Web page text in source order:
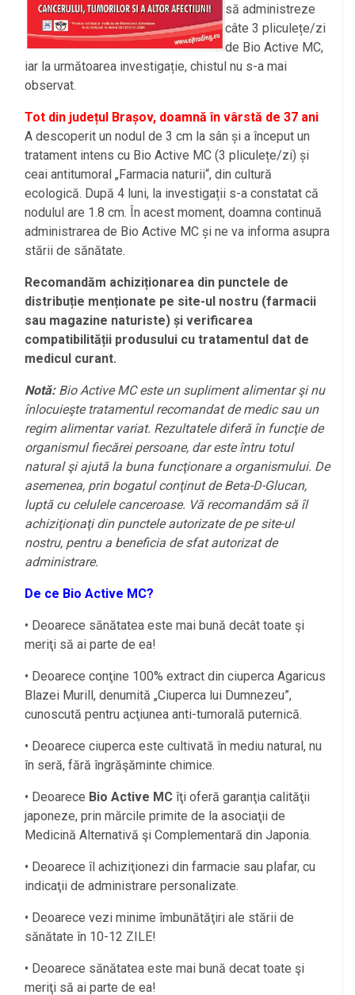
să administreze
câte 3 pliculețe/zi
de Bio Active MC,
iar la următoarea investigație, chistul nu s-a mai
observat.
Tot din județul Brașov, doamnă în vârstă de 37 ani
A descoperit un nodul de 3 cm la sân și a început un
tratament intens cu Bio Active MC (3 pliculețe/zi) și
ceai antitumoral „Farmacia naturii“, din cultură
ecologică. După 4 luni, la investigații s-a constatat că
nodulul are 1.8 cm. În acest moment, doamna continuă
administrarea de Bio Active MC și ne va informa asupra
stării de sănătate.
Recomandăm achiziționarea din punctele de
distribuție menționate pe site-ul nostru (farmacii
sau magazine naturiste) și verificarea
compatibilității produsului cu tratamentul dat de
medicul curant.
Notă:Bio Active MC este un supliment alimentar şi nu
înlocuieşte tratamentul recomandat de medic sau un
regim alimentar variat. Rezultatele diferă în funcţie de
organismul fiecărei persoane, dar este întru totul
natural şi ajută la buna funcţionare a organismului. De
asemenea, prin bogatul conţinut de Beta-D-Glucan,
luptă cu celulele canceroase. Vă recomandăm să îl
achiziţionaţi din punctele autorizate de pe site-ul
nostru, pentru a beneficia de sfat autorizat de
administrare.
De ce Bio Active MC?
• Deoarece sănătatea este mai bună decât toate şi
meriţi să ai parte de ea!
• Deoarece conţine 100% extract din ciuperca Agaricus
Blazei Murill, denumită „Ciuperca lui Dumnezeu”,
cunoscută pentru acţiunea anti-tumorală puternică.
• Deoarece ciuperca este cultivată în mediu natural, nu
în seră, fără îngrăşăminte chimice.
• Deoarece Bio Active MC îţi oferă garanţia calităţii
japoneze, prin mărcile primite de la asociaţii de
Medicină Alternativă şi Complementară din Japonia.
• Deoarece îl achiziţionezi din farmacie sau plafar, cu
indicaţii de administrare personalizate.
• Deoarece vezi minime îmbunătăţiri ale stării de
sănătate în 10-12 ZILE!
• Deoarece sănătatea este mai bună decat toate şi
meriţi să ai parte de ea!